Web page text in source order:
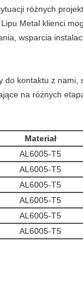
różnych
Metal klienci
wsparcia
kontaktu z nami,
na różnych
Materiał
AL6005-T5
AL6005-T5
AL6005-T5
AL6005-T5
AL6005-T5
AL6005-T5